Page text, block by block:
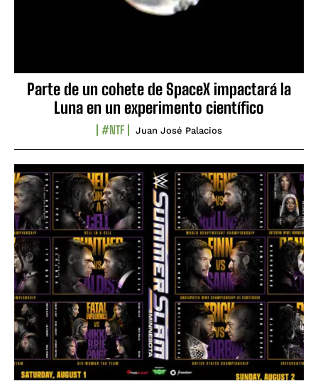
Parte de un cohete de SpaceX impactará la
Luna en un experimento científico
#NTF Juan José Palacios